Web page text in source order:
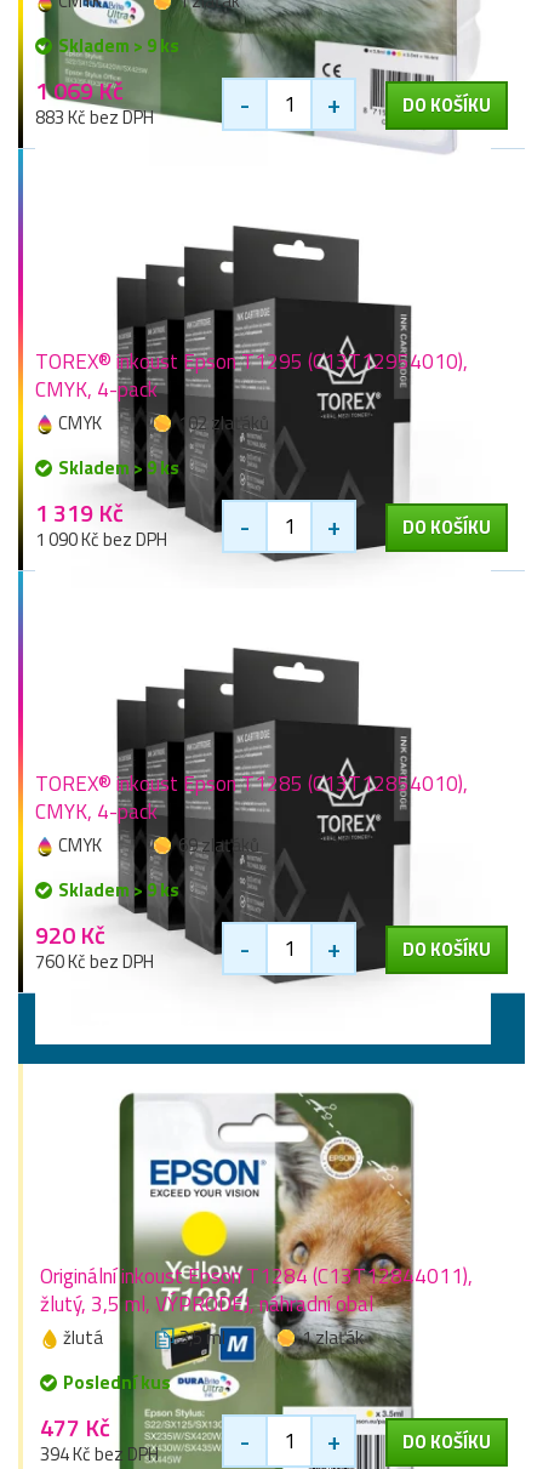
Skladem > 9 ks
1 069 Kč
883 Kč bez DPH - + DO KOŠÍKU
TOREX® inkoust Epson T1295 (C13T12954010),
CMYK, 4-pack
CMYK
102 zlaťáků
Skladem > 9 ks
1 319 Kč
1 090 Kč bez DPH - + DO KOŠÍKU
TOREX® inkoust Epson T1285 (C13T12854010),
CMYK, 4-pack
CMYK
69 zlaťáků
Skladem > 9 ks
920 Kč
760 Kč bez DPH - + DO KOŠÍKU
Originální inkoust Epson T1284 (C13T12844011),
žlutý, 3,5 ml, VÝPRODEJ, náhradní obal
žlutá 3,5 ml
1 zlaťák
Poslední kus
477 Kč
394 Kč bez DPH - + DO KOŠÍKU